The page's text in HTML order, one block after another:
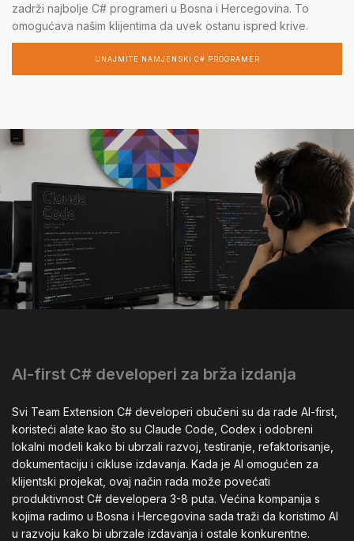
zadrži najbolje C# programeri u Bosna i Hercegovina. To
omogućava našim klijentima da uvek ostanu ispred krive.
UNAJMITE NAMJENSKI C# PROGRAMER
AI-first C# developeri za brža izdanja
Svi Team Extension C# developeri obučeni su da rade AI-first,
koristeći alate kao što su Claude Code, Codex i odobreni
lokalni modeli kako bi ubrzali razvoj, testiranje, refaktorisanje,
dokumentaciju i cikluse izdavanja. Kada je AI omogućen za
klijentski projekat, ovaj način rada može povećati
produktivnost C# developera 3-8 puta. Većina kompanija s
kojima radimo u Bosna i Hercegovina sada traži da koristimo AI
u razvoju kako bi ubrzale izdavanja i ostale konkurentne.